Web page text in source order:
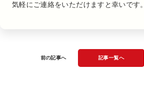
気軽にご連絡をいただけますと幸いです。
前の記事へ 記事一覧へ